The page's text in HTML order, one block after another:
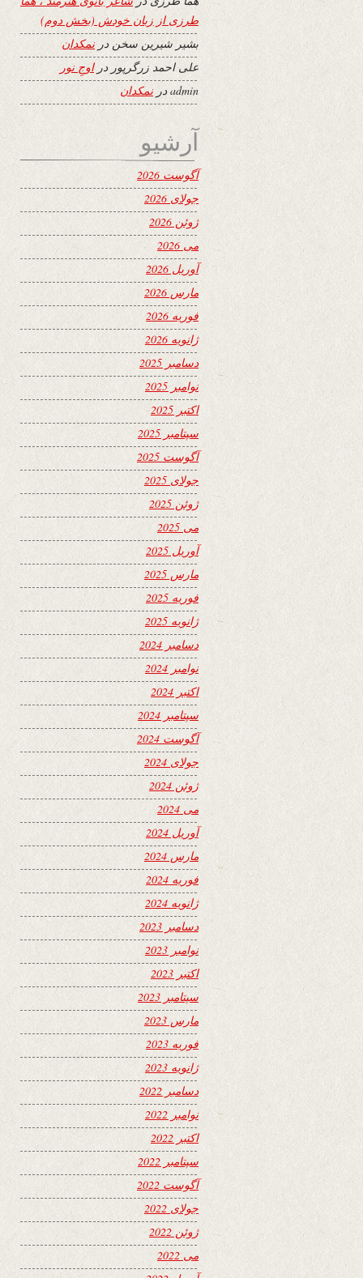
طرزی از زبان خودش (بخش دوم)
بشیر شیرین سخن درنمکدان
علی احمد زرگرپور دراوجِ نور
adminدرنمکدان
آرشیو
آگوست 2026
جولای 2026
ژوئن 2026
می 2026
آوریل 2026
مارس 2026
فوریه 2026
ژانویه 2026
دسامبر 2025
نوامبر 2025
اکتبر 2025
سپتامبر 2025
آگوست 2025
جولای 2025
ژوئن 2025
می 2025
آوریل 2025
مارس 2025
فوریه 2025
ژانویه 2025
دسامبر 2024
نوامبر 2024
اکتبر 2024
سپتامبر 2024
آگوست 2024
جولای 2024
ژوئن 2024
می 2024
آوریل 2024
مارس 2024
فوریه 2024
ژانویه 2024
دسامبر 2023
نوامبر 2023
اکتبر 2023
سپتامبر 2023
مارس 2023
فوریه 2023
ژانویه 2023
دسامبر 2022
نوامبر 2022
اکتبر 2022
سپتامبر 2022
آگوست 2022
جولای 2022
ژوئن 2022
می 2022